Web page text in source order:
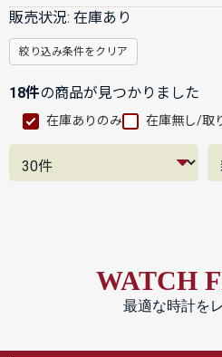
販売状況: 在庫あり
絞り込み条件をクリア
18件の商品が見つかりました
在庫ありのみ 在庫無し/取
WATCH
最適な時計を